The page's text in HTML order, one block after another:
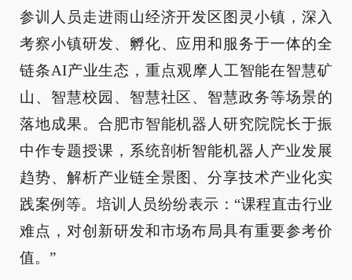
参训人员走进雨山经济开发区图灵小镇，深入
考察小镇研发、孵化、应用和服务于一体的全
链条AI产业生态，重点观摩人工智能在智慧矿
山、智慧校园、智慧社区、智慧政务等场景的
落地成果。合肥市智能机器人研究院院长于振
中作专题授课，系统剖析智能机器人产业发展
趋势、解析产业链全景图、分享技术产业化实
践案例等。培训人员纷纷表示：“课程直击行业
难点，对创新研发和市场布局具有重要参考价
值。”